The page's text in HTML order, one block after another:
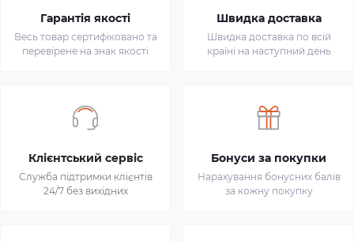
Гарантія якості
Весь товар сертифіковано та
перевірене на знак якості
Швидка доставка
Швидка доставка по всій
країні на наступний день
Клієнтський сервіс
Служба підтримки клієнтів
24/7 без вихідних
Бонуси за покупки
Нарахування бонусних балів
за кожну покупку